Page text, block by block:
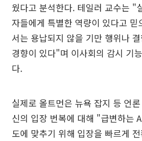
웠다고 분석한다. 테일러 교수는 "
자들에게 특별한 역량이 있다고 믿
서는 용납되지 않을 기만 행위나
경향이 있다"며 이사회의 감시 기
다.
실제로 올트먼은 뉴욕 잡지 등 언
신의 입장 번복에 대해 "급변하는
도에 맞추기 위해 입장을 빠르게